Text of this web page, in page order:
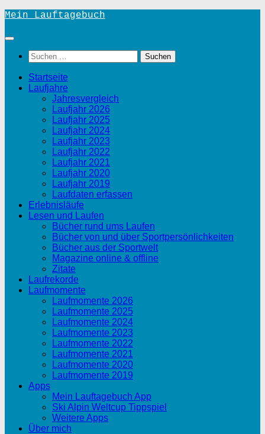
Unter
Inhalt
Mein Lauftagebuch
Suchen
nach:
Startseite
Laufjahre
Jahresvergleich
Laufjahr 2026
Laufjahr 2025
Laufjahr 2024
Laufjahr 2023
Laufjahr 2022
Laufjahr 2021
Laufjahr 2020
Laufjahr 2019
Laufdaten erfassen
Erlebnisläufe
Lesen und Laufen
Bücher rund ums Laufen
Bücher von und über Sportpersönlichkeiten
Bücher aus der Sportwelt
Magazine online & offline
Zitate
Laufrekorde
Laufmomente
Laufmomente 2026
Laufmomente 2025
Laufmomente 2024
Laufmomente 2023
Laufmomente 2022
Laufmomente 2021
Laufmomente 2020
Laufmomente 2019
Apps
Mein Lauftagebuch App
Ski Alpin Weltcup Tippspiel
Weitere Apps
Über mich